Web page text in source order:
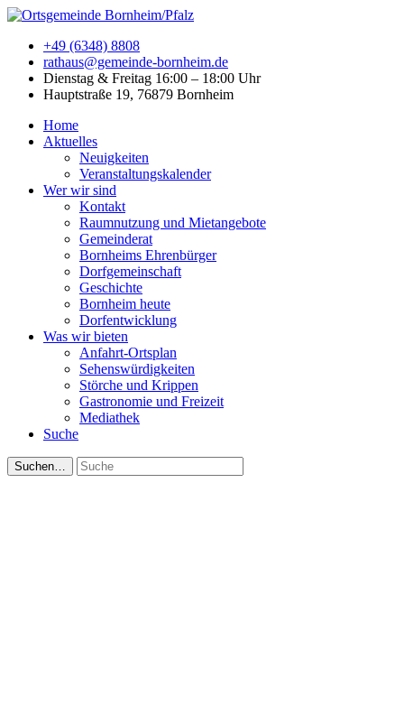
+49 (6348) 8808
rathaus@gemeinde-bornheim.de
Dienstag & Freitag 16:00 – 18:00 Uhr
Hauptstraße 19, 76879 Bornheim
Home
Aktuelles
Neuigkeiten
Veranstaltungskalender
Wer wir sind
Kontakt
Raumnutzung und Mietangebote
Gemeinderat
Bornheims Ehrenbürger
Dorfgemeinschaft
Geschichte
Bornheim heute
Dorfentwicklung
Was wir bieten
Anfahrt-Ortsplan
Sehenswürdigkeiten
Störche und Krippen
Gastronomie und Freizeit
Mediathek
Suche
Suchen…